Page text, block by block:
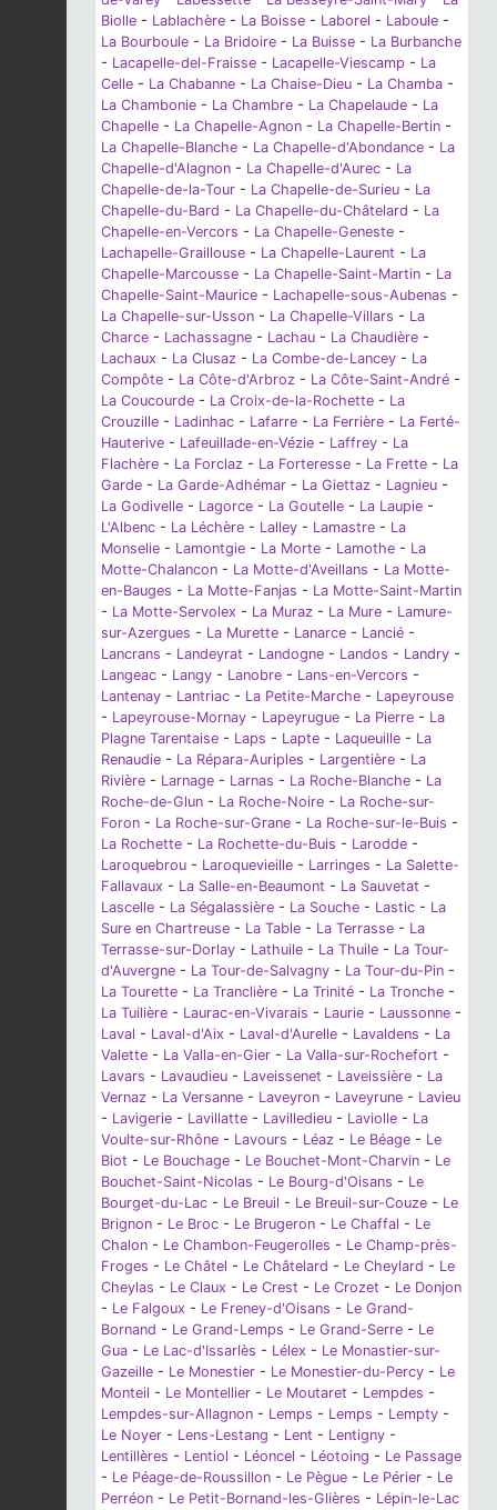
Biolle - Lablachère - La Boisse - Laborel - Laboule -
La Bourboule - La Bridoire - La Buisse - La Burbanche
- Lacapelle-del-Fraisse - Lacapelle-Viescamp - La
Celle - La Chabanne - La Chaise-Dieu - La Chamba -
La Chambonie - La Chambre - La Chapelaude - La
Chapelle - La Chapelle-Agnon - La Chapelle-Bertin -
La Chapelle-Blanche - La Chapelle-d'Abondance - La
Chapelle-d'Alagnon - La Chapelle-d'Aurec - La
Chapelle-de-la-Tour - La Chapelle-de-Surieu - La
Chapelle-du-Bard - La Chapelle-du-Châtelard - La
Chapelle-en-Vercors - La Chapelle-Geneste -
Lachapelle-Graillouse - La Chapelle-Laurent - La
Chapelle-Marcousse - La Chapelle-Saint-Martin - La
Chapelle-Saint-Maurice - Lachapelle-sous-Aubenas -
La Chapelle-sur-Usson - La Chapelle-Villars - La
Charce - Lachassagne - Lachau - La Chaudière -
Lachaux - La Clusaz - La Combe-de-Lancey - La
Compôte - La Côte-d'Arbroz - La Côte-Saint-André -
La Coucourde - La Croix-de-la-Rochette - La
Crouzille - Ladinhac - Lafarre - La Ferrière - La Ferté-
Hauterive - Lafeuillade-en-Vézie - Laffrey - La
Flachère - La Forclaz - La Forteresse - La Frette - La
Garde - La Garde-Adhémar - La Giettaz - Lagnieu -
La Godivelle - Lagorce - La Goutelle - La Laupie -
L'Albenc - La Léchère - Lalley - Lamastre - La
Monselie - Lamontgie - La Morte - Lamothe - La
Motte-Chalancon - La Motte-d'Aveillans - La Motte-
en-Bauges - La Motte-Fanjas - La Motte-Saint-Martin
- La Motte-Servolex - La Muraz - La Mure - Lamure-
sur-Azergues - La Murette - Lanarce - Lancié -
Lancrans - Landeyrat - Landogne - Landos - Landry -
Langeac - Langy - Lanobre - Lans-en-Vercors -
Lantenay - Lantriac - La Petite-Marche - Lapeyrouse
- Lapeyrouse-Mornay - Lapeyrugue - La Pierre - La
Plagne Tarentaise - Laps - Lapte - Laqueuille - La
Renaudie - La Répara-Auriples - Largentière - La
Rivière - Larnage - Larnas - La Roche-Blanche - La
Roche-de-Glun - La Roche-Noire - La Roche-sur-
Foron - La Roche-sur-Grane - La Roche-sur-le-Buis -
La Rochette - La Rochette-du-Buis - Larodde -
Laroquebrou - Laroquevieille - Larringes - La Salette-
Fallavaux - La Salle-en-Beaumont - La Sauvetat -
Lascelle - La Ségalassière - La Souche - Lastic - La
Sure en Chartreuse - La Table - La Terrasse - La
Terrasse-sur-Dorlay - Lathuile - La Thuile - La Tour-
d'Auvergne - La Tour-de-Salvagny - La Tour-du-Pin -
La Tourette - La Tranclière - La Trinité - La Tronche -
La Tuilière - Laurac-en-Vivarais - Laurie - Laussonne -
Laval - Laval-d'Aix - Laval-d'Aurelle - Lavaldens - La
Valette - La Valla-en-Gier - La Valla-sur-Rochefort -
Lavars - Lavaudieu - Laveissenet - Laveissière - La
Vernaz - La Versanne - Laveyron - Laveyrune - Lavieu
- Lavigerie - Lavillatte - Lavilledieu - Laviolle - La
Voulte-sur-Rhône - Lavours - Léaz - Le Béage - Le
Biot - Le Bouchage - Le Bouchet-Mont-Charvin - Le
Bouchet-Saint-Nicolas - Le Bourg-d'Oisans - Le
Bourget-du-Lac - Le Breuil - Le Breuil-sur-Couze - Le
Brignon - Le Broc - Le Brugeron - Le Chaffal - Le
Chalon - Le Chambon-Feugerolles - Le Champ-près-
Froges - Le Châtel - Le Châtelard - Le Cheylard - Le
Cheylas - Le Claux - Le Crest - Le Crozet - Le Donjon
- Le Falgoux - Le Freney-d'Oisans - Le Grand-
Bornand - Le Grand-Lemps - Le Grand-Serre - Le
Gua - Le Lac-d'Issarlès - Lélex - Le Monastier-sur-
Gazeille - Le Monestier - Le Monestier-du-Percy - Le
Monteil - Le Montellier - Le Moutaret - Lempdes -
Lempdes-sur-Allagnon - Lemps - Lemps - Lempty -
Le Noyer - Lens-Lestang - Lent - Lentigny -
Lentillères - Lentiol - Léoncel - Léotoing - Le Passage
- Le Péage-de-Roussillon - Le Pègue - Le Périer - Le
Perréon - Le Petit-Bornand-les-Glières - Lépin-le-Lac